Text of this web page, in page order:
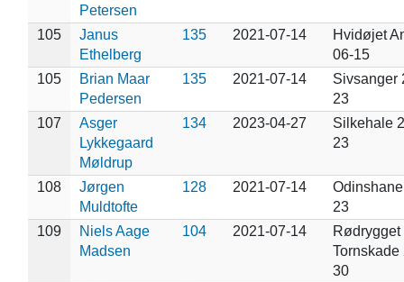
Petersen
105
Janus
Ethelberg
135 2021-07-14
Hvidøjet
06-15
105
Brian Maar
Pedersen
135 2021-07-14
Sivsanger
23
107
Asger
Lykkegaard
Møldrup
134 2023-04-27
Silkehale
23
108
Jørgen
Muldtofte
128 2021-07-14
23
109
Niels Aage
Madsen
104 2021-07-14
Rødrygget
Tornskade
30